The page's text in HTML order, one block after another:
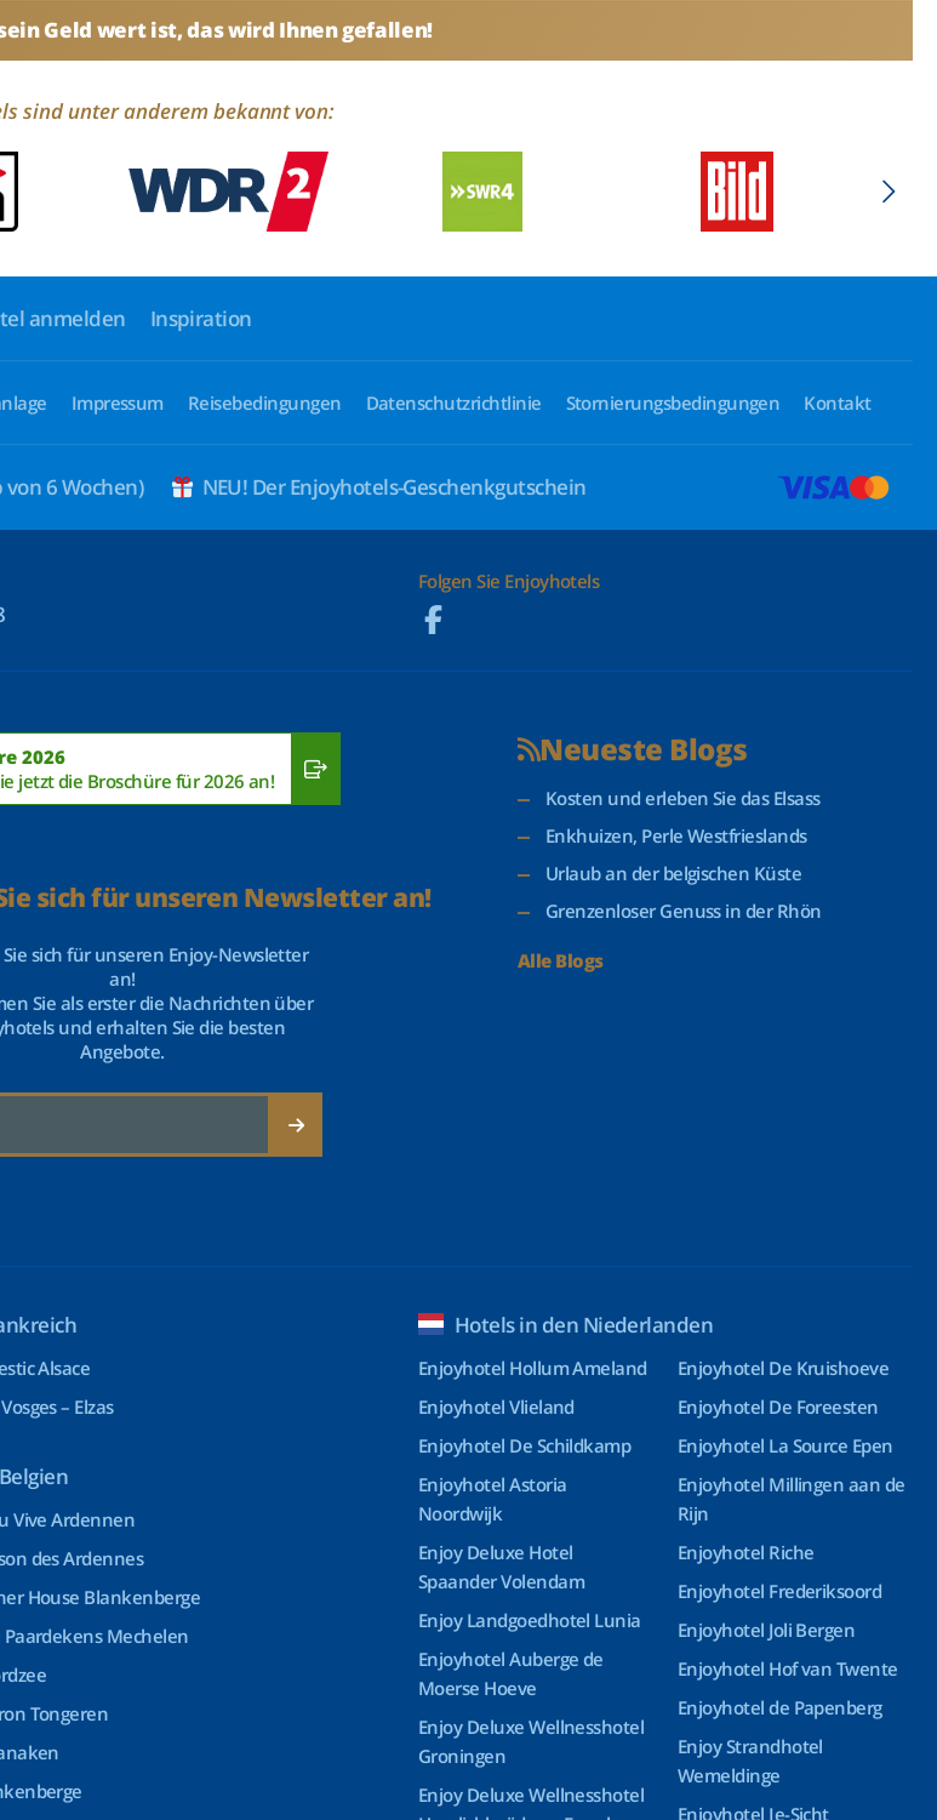
Geld wert ist, das wird Ihnen gefallen!
sind unter anderem bekannt von:
anmelden Inspiration
Impressum Reisebedingungen Datenschutzrichtlinie Stornierungsbedingungen Kontakt
6 Wochen) NEU! Der Enjoyhotels-Geschenkgutschein
Folgen Sie Enjoyhotels
2026
jetzt die Broschüre für 2026 an!
sich für unseren Newsletter an!
sich für unseren Enjoy-Newsletter
an!
Sie als erster die Nachrichten über
und erhalten Sie die besten
Angebote.
Neueste Blogs
Kosten und erleben Sie das Elsass
Enkhuizen, Perle Westfrieslands
Urlaub an der belgischen Küste
Grenzenloser Genuss in der Rhön
Alle Blogs
Alsace
– Elzas
Vive Ardennen
des Ardennes
House Blankenberge
Mechelen
Tongeren
Hotels in den Niederlanden
Enjoyhotel Hollum Ameland
Enjoyhotel Vlieland
Enjoyhotel De Schildkamp
Enjoyhotel Astoria
Noordwijk
Enjoy Deluxe Hotel
Spaander Volendam
Enjoy Landgoedhotel Lunia
Enjoyhotel Auberge de
Moerse Hoeve
Enjoy Deluxe Wellnesshotel
Groningen
Enjoy Deluxe Wellnesshotel
Enjoyhotel De Kruishoeve
Enjoyhotel De Foreesten
Enjoyhotel La Source Epen
Enjoyhotel Millingen aan de
Rijn
Enjoyhotel Riche
Enjoyhotel Frederiksoord
Enjoyhotel Joli Bergen
Enjoyhotel Hof van Twente
Enjoyhotel de Papenberg
Enjoy Strandhotel
Wemeldinge
Enjoyhotel Ie-Sicht